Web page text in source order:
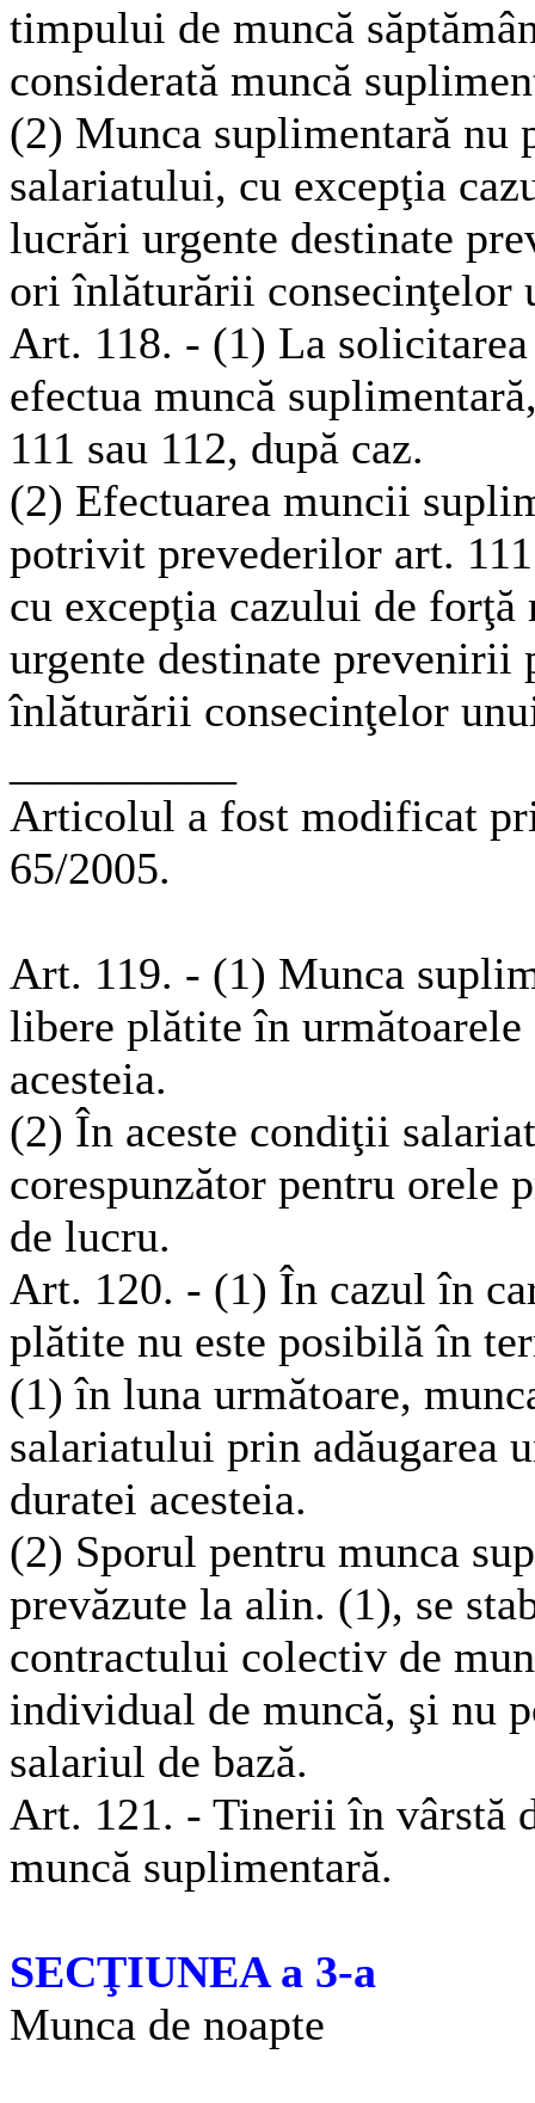
timpului de muncă
considerată muncă
(2) Munca suplimentară nu
salariatului, cu excepţia
lucrări urgente destinate
ori înlăturării consecinţelor
Art. 118. - (1) La
efectua muncă
111 sau 112, după caz.
(2) Efectuarea muncii
potrivit prevederilor art.
cu excepţia cazului de
urgente destinate
înlăturării consecinţelor
Articolul a fost modificat
65/2005.
Art. 119. - (1) Munca
libere plătite în următoarele
acesteia.
(2) În aceste condiţii
corespunzător pentru orele
de lucru.
Art. 120. - (1) În cazul în
plătite nu este posibilă în
(1) în luna următoare,
salariatului prin adăugarea
duratei acesteia.
(2) Sporul pentru munca
prevăzute la alin. (1), se
contractului colectiv de
individual de muncă, şi nu
salariul de bază.
Art. 121. - Tinerii în vârstă
muncă suplimentară.
SECŢIUNEA a 3-a
Munca de noapte